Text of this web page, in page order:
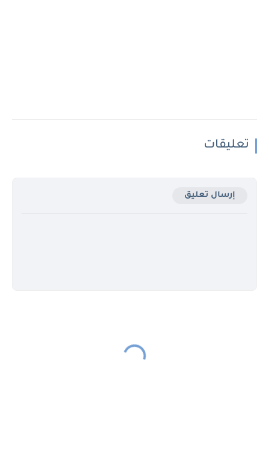
تعليقات
إرسال تعليق